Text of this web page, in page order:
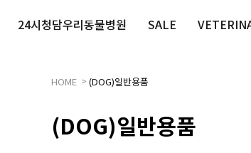
24시청담우리동물병원 SALE
HOME > (DOG)일반용품
(DOG)일반용품